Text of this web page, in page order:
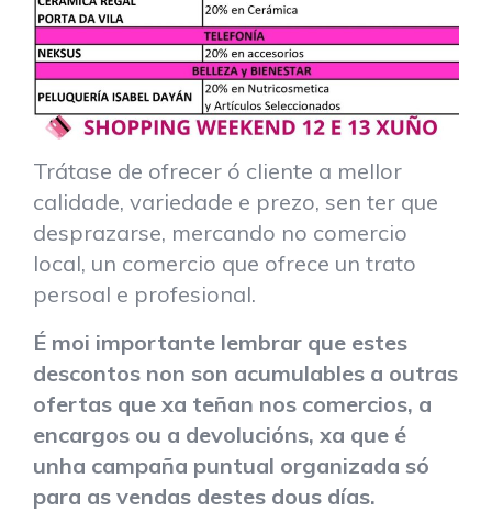
Trátase de ofrecer ó cliente a mellor
calidade, variedade e prezo, sen ter que
desprazarse, mercando no comercio
local, un comercio que ofrece un trato
persoal e profesional.
É moi importante lembrar que estes
descontos non son acumulables a outras
ofertas que xa teñan nos comercios, a
encargos ou a devolucións, xa que é
unha campaña puntual organizada só
para as vendas destes dous días.